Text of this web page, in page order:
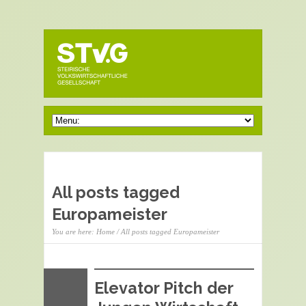
All posts tagged
Europameister
You are here: Home / All posts tagged Europameister
Elevator Pitch der